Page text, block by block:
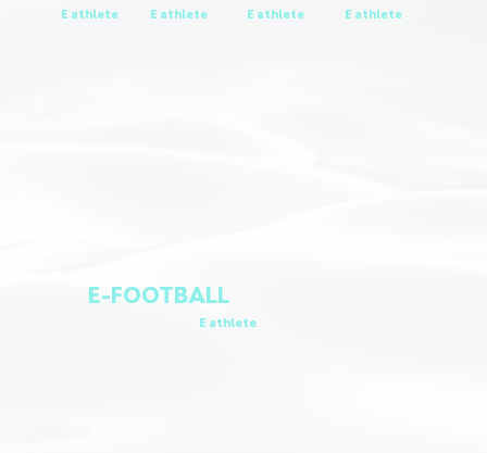
E athlete E athlete E athlete E athlete
E-FOOTBALL
​E athlete